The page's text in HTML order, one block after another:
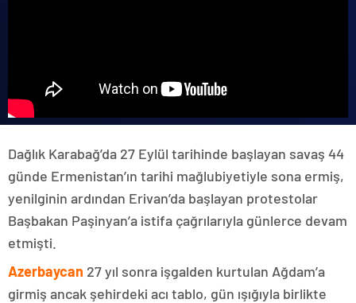
Dağlık Karabağ’da 27 Eylül tarihinde başlayan savaş 44
günde Ermenistan’ın tarihi mağlubiyetiyle sona ermiş,
yenilginin ardından Erivan’da başlayan protestolar
Başbakan Paşinyan’a istifa çağrılarıyla günlerce devam
etmişti.
Azerbaycan 27 yıl sonra işgalden kurtulan Ağdam’a
girmiş ancak şehirdeki acı tablo, gün ışığıyla birlikte